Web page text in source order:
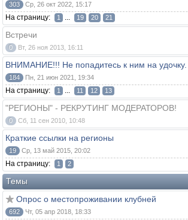
303 Ср, 26 окт 2022, 15:17
На страницу: 1 ... 19 20 21
Встречи
0 Вт, 26 ноя 2013, 16:11
ВНИМАНИЕ!!! Не попадитесь к ним на удочку.
184 Пн, 21 июн 2021, 19:34
На страницу: 1 ... 11 12 13
"РЕГИОНЫ" - РЕКРУТИНГ МОДЕРАТОРОВ!
0 Сб, 11 сен 2010, 10:48
Краткие ссылки на регионы
19 Ср, 13 май 2015, 20:02
На страницу: 1 2
Темы
Опрос о местопроживании клубней
692 Чт, 05 апр 2018, 18:33